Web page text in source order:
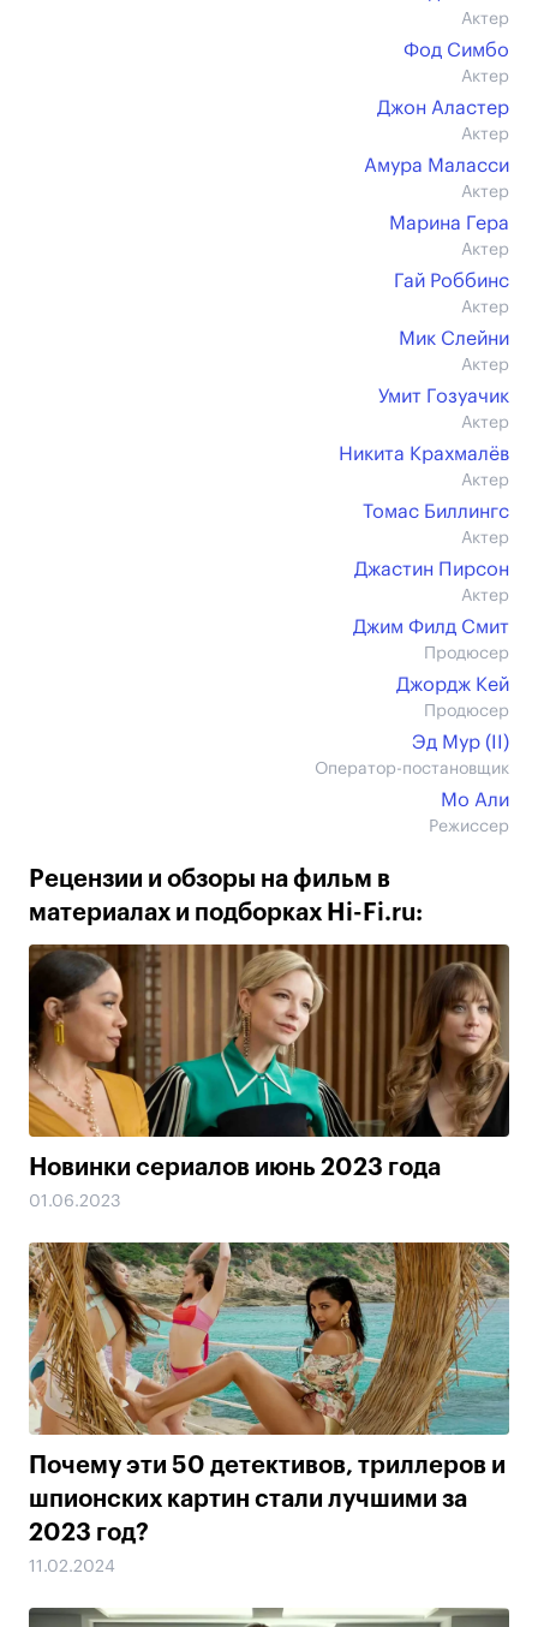
Актер
Фод Симбо
Актер
Джон Аластер
Актер
Амура Маласси
Актер
Марина Гера
Актер
Гай Роббинс
Актер
Мик Слейни
Актер
Умит Гозуачик
Актер
Никита Крахмалёв
Актер
Томас Биллингс
Актер
Джастин Пирсон
Актер
Джим Филд Смит
Продюсер
Джордж Кей
Продюсер
Эд Мур (II)
Оператор-постановщик
Мо Али
Режиссер
Рецензии и обзоры на фильм в
материалах и подборках Hi-Fi.ru:
Новинки сериалов июнь 2023 года
01.06.2023
Почему эти 50 детективов, триллеров и
шпионских картин стали лучшими за
2023 год?
11.02.2024